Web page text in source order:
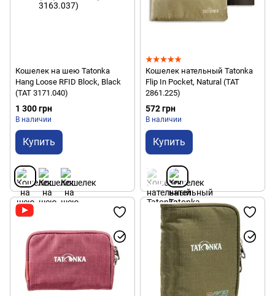
Кошелек на шею Tatonka
Hang Loose RFID Block, Black
(TAT 3171.040)
1 300 грн
В наличии
Купить
Кошелек нательный Tatonka
Flip In Pocket, Natural (TAT
2861.225)
572 грн
В наличии
Купить